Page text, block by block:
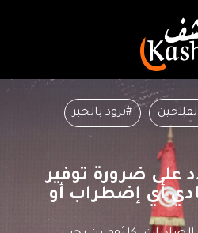
#تزود بالخبز
على ضرورة توفير
أي إضطراب أو